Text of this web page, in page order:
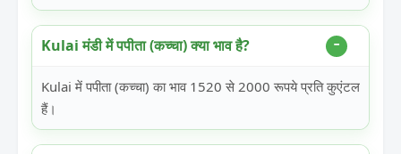
Kulai मंडी में पपीता (कच्चा) क्या भाव है?
Kulai में पपीता (कच्चा) का भाव 1520 से 2000 रूपये प्रति कुएंटल
हैं।